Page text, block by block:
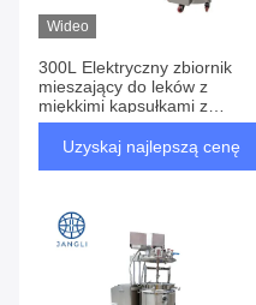
Wideo
300L Elektryczny zbiornik
mieszający do leków z
miękkimi kapsułkami z
podnoszeniem GMP do
przetwórstwa
Uzyskaj najlepszą cenę